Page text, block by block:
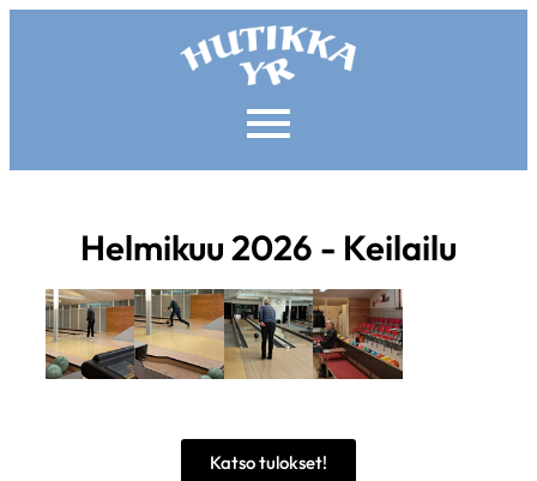
Helmikuu 2026 - Keilailu
Katso tulokset!